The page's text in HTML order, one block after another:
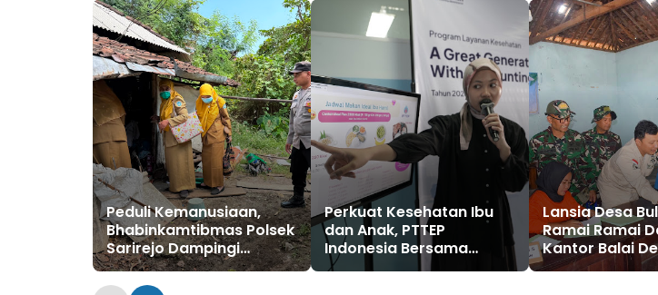
Peduli Kemanusiaan,
Bhabinkamtibmas Polsek
Sarirejo Dampingi
Pemeriksaan Kesehatan
Rutin Warga
Perkuat Kesehatan Ibu
dan Anak, PTTEP
Indonesia Bersama
Dompet Dhuafa
Lansia Desa
Ramai Ramai
Kantor Balai
Sosialisasi dan